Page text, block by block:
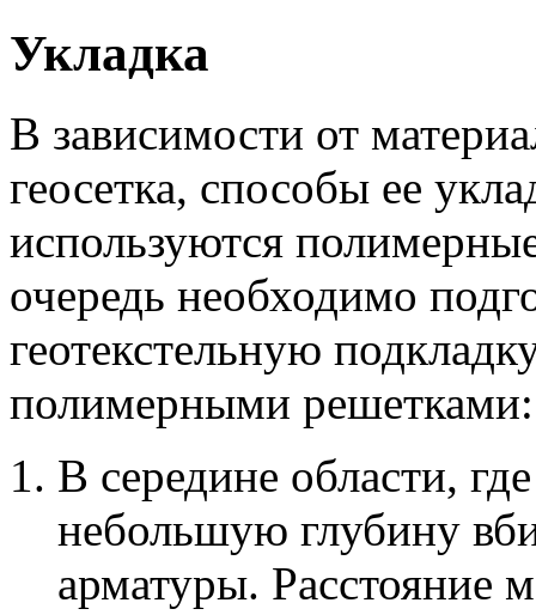
Укладка
В зависимости от
геосетка, способы ее
используются
очередь необходимо
геотекстельную
полимерными решетками:
В середине области,
небольшую глубину
арматуры. Расстояние